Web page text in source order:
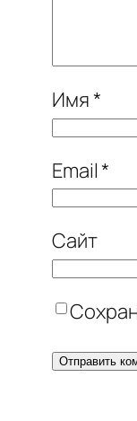
Имя*
Email*
Сайт